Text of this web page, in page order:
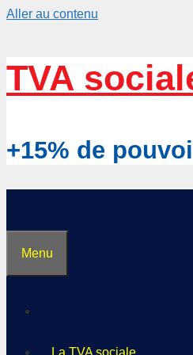
Aller au contenu
TVA
+15% de
Menu
La TVA sociale